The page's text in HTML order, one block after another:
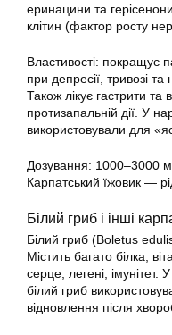
еринацини та
клітин (фактор росту
Властивості: покращує
при депресії, тривозі та
Також лікує гастрити та
протизапальній дії. У
використовували для
Дозування: 1000–3000
Карпатський їжовик —
Білий гриб і інші
Білий гриб (Boletus
Містить багато білка,
серце, легені,
білий гриб
відновлення після